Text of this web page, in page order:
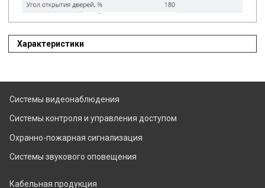
Характеристики
Системы видеонаблюдения
Системы контроля и управления доступом
Охранно-пожарная сигнализация
Системы звукового оповещения
Кабельная продукция